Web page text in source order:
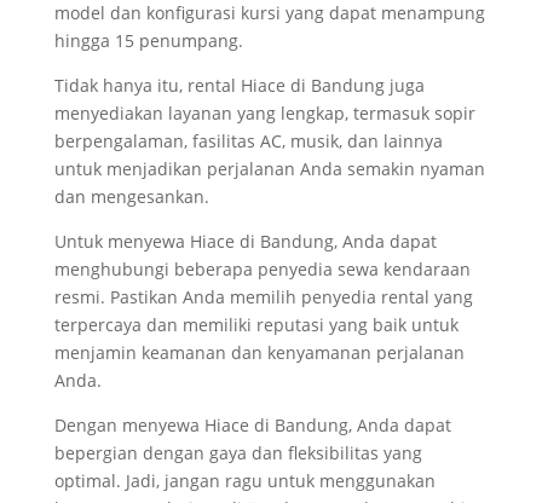
model dan konfigurasi kursi yang dapat menampung
hingga 15 penumpang.
Tidak hanya itu, rental Hiace di Bandung juga
menyediakan layanan yang lengkap, termasuk sopir
berpengalaman, fasilitas AC, musik, dan lainnya
untuk menjadikan perjalanan Anda semakin nyaman
dan mengesankan.
Untuk menyewa Hiace di Bandung, Anda dapat
menghubungi beberapa penyedia sewa kendaraan
resmi. Pastikan Anda memilih penyedia rental yang
terpercaya dan memiliki reputasi yang baik untuk
menjamin keamanan dan kenyamanan perjalanan
Anda.
Dengan menyewa Hiace di Bandung, Anda dapat
bepergian dengan gaya dan fleksibilitas yang
optimal. Jadi, jangan ragu untuk menggunakan